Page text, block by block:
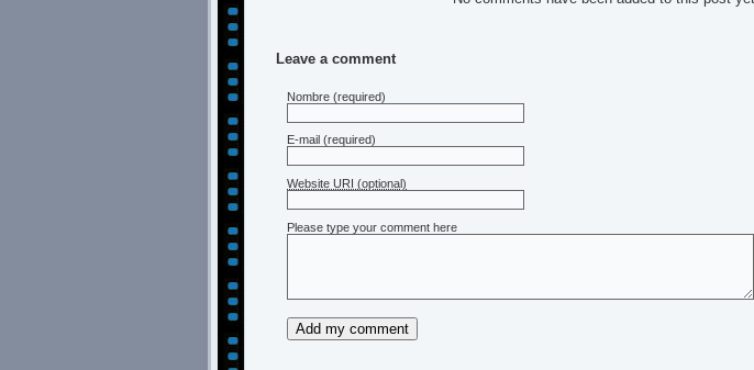
Leave a comment
Nombre (required)
E-mail (required)
Website URI (optional)
Please type your comment here